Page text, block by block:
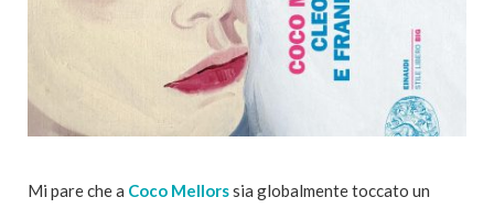
Mi pare che a Coco Mellorssia globalmente toccato un